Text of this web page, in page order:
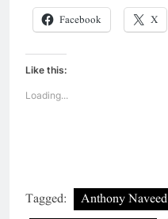
Facebook X
Like this:
Loading...
Tagged: Anthony Naveed